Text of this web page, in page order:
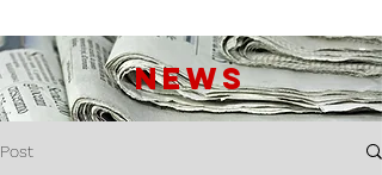
NEWS
Post